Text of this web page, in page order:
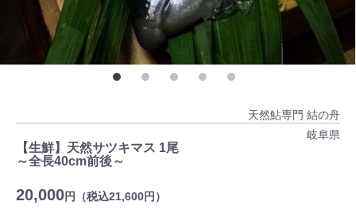
天然鮎専門 結の舟
岐阜県
【生鮮】天然サツキマス 1尾
～全長40cm前後～
20,000円（税込21,600円）